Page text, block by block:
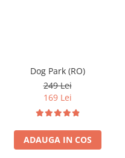
Dog Park (RO)
249 Lei
169 Lei
ADAUGA IN COS